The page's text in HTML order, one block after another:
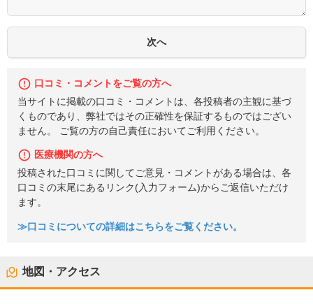
口コミ・コメントをご覧の方へ
当サイトに掲載の口コミ・コメントは、各投稿者の主観に基づ
くものであり、弊社ではその正確性を保証するものではござい
ません。 ご覧の方の自己責任においてご利用ください。
医療機関の方へ
投稿された口コミに関してご意見・コメントがある場合は、各
口コミの末尾にあるリンク(入力フォーム)からご返信いただけ
ます。
≫口コミについての詳細はこちらをご覧ください。
地図・アクセス